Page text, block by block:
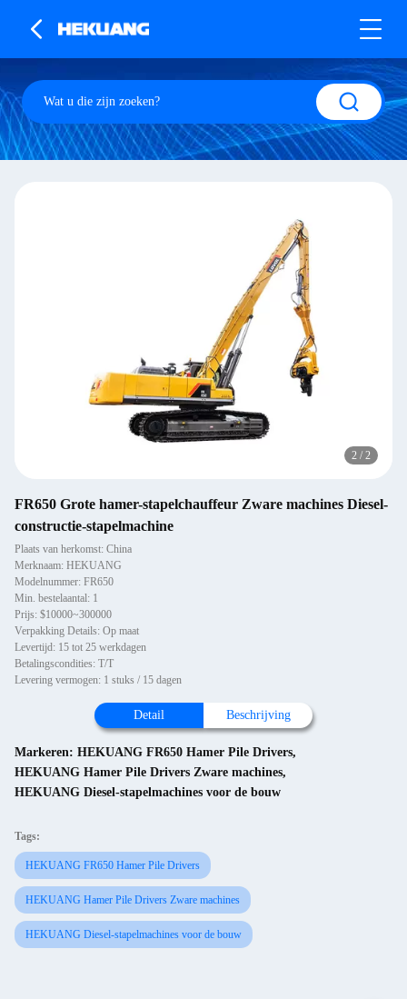
2 / 2
FR650 Grote hamer-stapelchauffeur Zware machines Diesel-
constructie-stapelmachine
Plaats van herkomst: China
Merknaam: HEKUANG
Modelnummer: FR650
Min. bestelaantal: 1
Prijs: $10000~300000
Verpakking Details: Op maat
Levertijd: 15 tot 25 werkdagen
Betalingscondities: T/T
Levering vermogen: 1 stuks / 15 dagen
Detail Beschrijving
Markeren: HEKUANG FR650 Hamer Pile Drivers,
HEKUANG Hamer Pile Drivers Zware machines,
HEKUANG Diesel-stapelmachines voor de bouw
Tags:
HEKUANG FR650 Hamer Pile Drivers
HEKUANG Hamer Pile Drivers Zware machines
HEKUANG Diesel-stapelmachines voor de bouw